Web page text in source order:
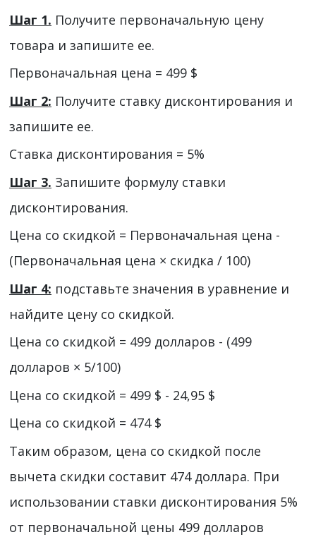
Шаг 1. Получите первоначальную цену
товара и запишите ее.
Первоначальная цена = 499 $
Шаг 2: Получите ставку дисконтирования и
запишите ее.
Ставка дисконтирования = 5%
Шаг 3. Запишите формулу ставки
дисконтирования.
Цена со скидкой = Первоначальная цена -
(Первоначальная цена × скидка / 100)
Шаг 4: подставьте значения в уравнение и
найдите цену со скидкой.
Цена со скидкой = 499 долларов - (499
долларов × 5/100)
Цена со скидкой = 499 $ - 24,95 $
Цена со скидкой = 474 $
Таким образом, цена со скидкой после
вычета скидки составит 474 доллара. При
использовании ставки дисконтирования 5%
от первоначальной цены 499 долларов